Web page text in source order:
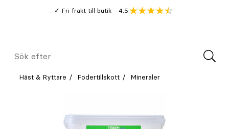
Fri frakt till butik
Genomsnitt
4.5
Meny
Sök
Häst & Ryttare Fodertillskott Mineraler